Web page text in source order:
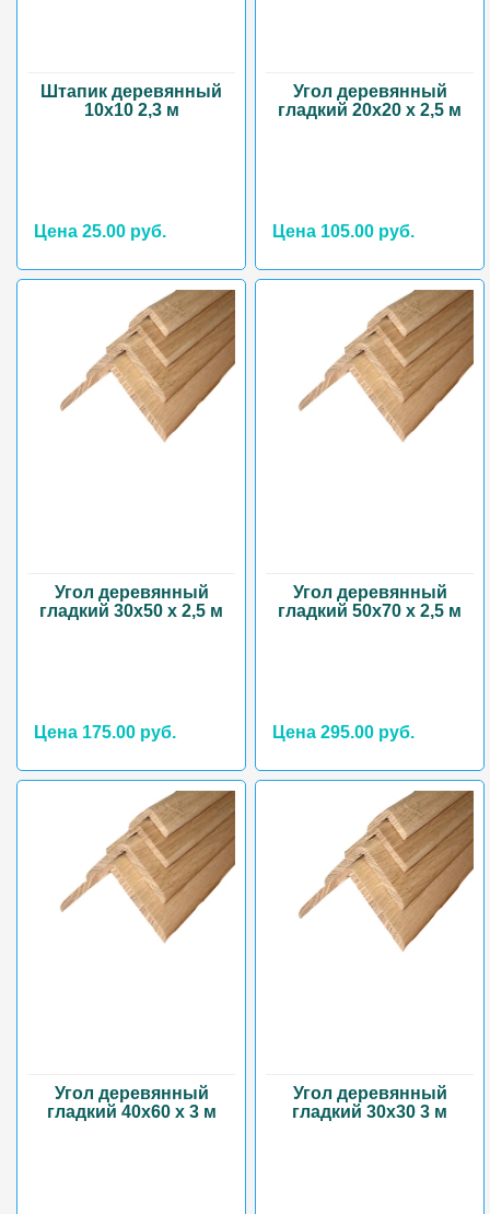
Штапик деревянный
10х10 2,3 м
Цена 25.00 руб.
Угол деревянный
гладкий 20х20 х 2,5 м
Цена 105.00 руб.
Угол деревянный
гладкий 30х50 х 2,5 м
Цена 175.00 руб.
Угол деревянный
гладкий 50х70 х 2,5 м
Цена 295.00 руб.
Угол деревянный
гладкий 40х60 х 3 м
Угол деревянный
гладкий 30х30 3 м